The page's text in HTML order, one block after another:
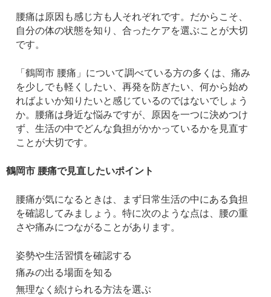
腰痛は原因も感じ方も人それぞれです。だからこそ、
自分の体の状態を知り、合ったケアを選ぶことが大切
です。
「鶴岡市 腰痛」について調べている方の多くは、痛み
を少しでも軽くしたい、再発を防ぎたい、何から始め
ればよいか知りたいと感じているのではないでしょう
か。腰痛は身近な悩みですが、原因を一つに決めつけ
ず、生活の中でどんな負担がかかっているかを見直す
ことが大切です。
鶴岡市 腰痛で見直したいポイント
腰痛が気になるときは、まず日常生活の中にある負担
を確認してみましょう。特に次のような点は、腰の重
さや痛みにつながることがあります。
姿勢や生活習慣を確認する
痛みの出る場面を知る
無理なく続けられる方法を選ぶ